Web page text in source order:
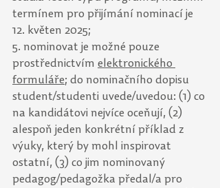
termínem pro přijímání nominací je
12. květen 2025;
5. nominovat je možné pouze
prostřednictvím elektronického
formuláře; do nominačního dopisu
student/studenti uvede/uvedou: (1) co
na kandidátovi nejvíce oceňují, (2)
alespoň jeden konkrétní příklad z
výuky, který by mohl inspirovat
ostatní, (3) co jim nominovaný
pedagog/pedagožka předal/a pro